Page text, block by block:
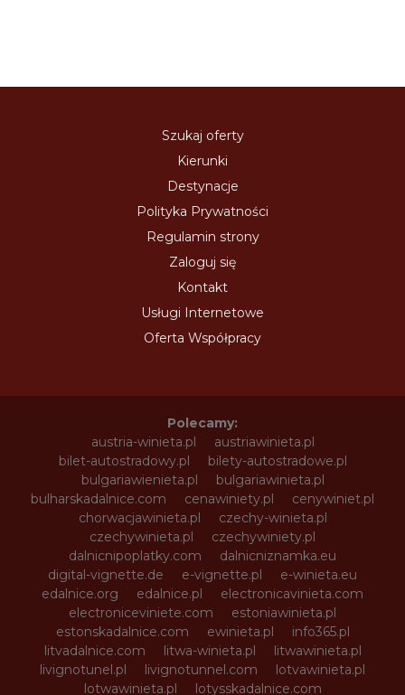
Szukaj oferty
Kierunki
Destynacje
Polityka Prywatności
Regulamin strony
Zaloguj się
Kontakt
Usługi Internetowe
Oferta Współpracy
Polecamy:
austria-winieta.pl
austriawinieta.pl
bilet-autostradowy.pl
bilety-autostradowe.pl
bulgariawienieta.pl
bulgariawinieta.pl
bulharskadalnice.com
cenawiniety.pl
cenywiniet.pl
chorwacjawinieta.pl
czechy-winieta.pl
czechywinieta.pl
czechywiniety.pl
dalnicnipoplatky.com
dalnicniznamka.eu
digital-vignette.de
e-vignette.pl
e-winieta.eu
edalnice.org
edalnice.pl
electronicavinieta.com
electroniceviniete.com
estoniawinieta.pl
estonskadalnice.com
ewinieta.pl
info365.pl
litvadalnice.com
litwa-winieta.pl
litwawinieta.pl
livignotunel.pl
livignotunnel.com
lotvawinieta.pl
lotwawinieta.pl
lotysskadalnice.com